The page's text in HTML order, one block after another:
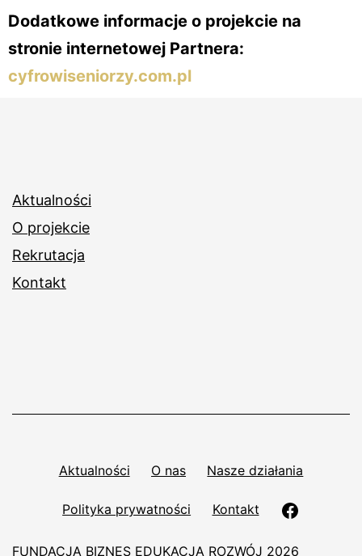
Dodatkowe informacje o projekcie na
stronie internetowej Partnera:
cyfrowiseniorzy.com.pl
Aktualności
O projekcie
Rekrutacja
Kontakt
Aktualności O nas Nasze działania
Polityka prywatności Kontakt
FUNDACJA BIZNES EDUKACJA ROZWÓJ 2026